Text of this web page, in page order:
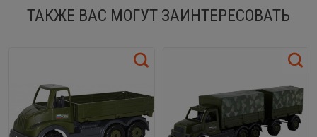
ТАКЖЕ ВАС МОГУТ ЗАИНТЕРЕСОВАТЬ